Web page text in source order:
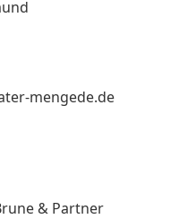
mengede.de
& Partner